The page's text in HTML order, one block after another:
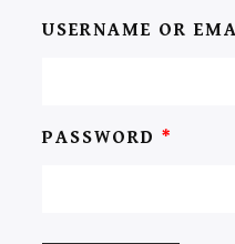
USERNAME OR
PASSWORD *